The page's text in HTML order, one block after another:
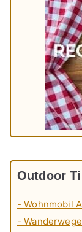
Outdoor
- Wohnmobil
-